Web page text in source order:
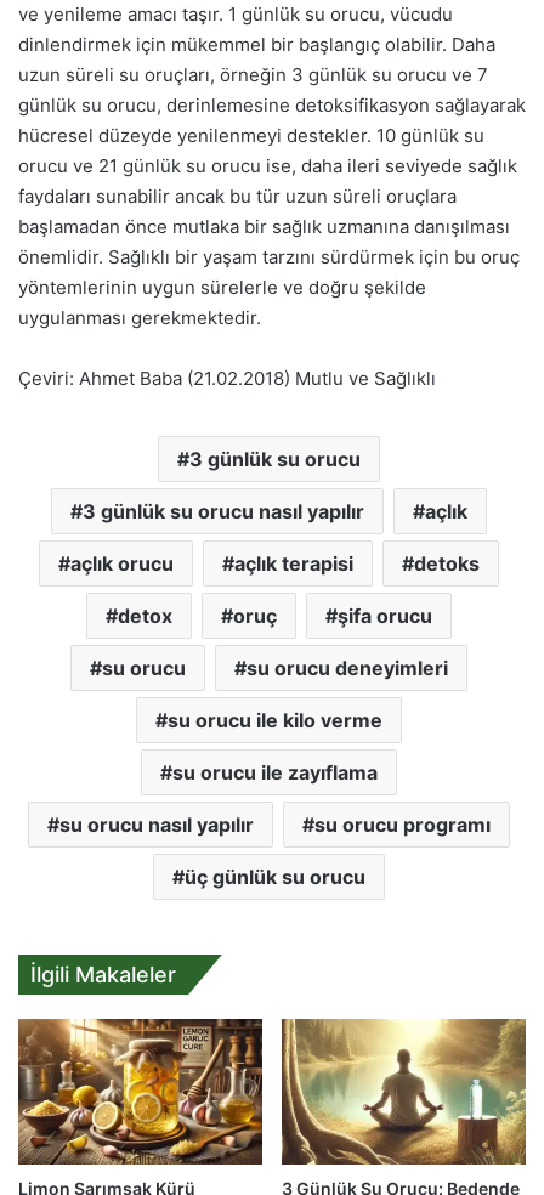
ve yenileme amacı taşır. 1 günlük su orucu, vücudu
dinlendirmek için mükemmel bir başlangıç olabilir. Daha
uzun süreli su oruçları, örneğin 3 günlük su orucu ve 7
günlük su orucu, derinlemesine detoksifikasyon sağlayarak
hücresel düzeyde yenilenmeyi destekler. 10 günlük su
orucu ve 21 günlük su orucu ise, daha ileri seviyede sağlık
faydaları sunabilir ancak bu tür uzun süreli oruçlara
başlamadan önce mutlaka bir sağlık uzmanına danışılması
önemlidir. Sağlıklı bir yaşam tarzını sürdürmek için bu oruç
yöntemlerinin uygun sürelerle ve doğru şekilde
uygulanması gerekmektedir.
Çeviri: Ahmet Baba (21.02.2018) Mutlu ve Sağlıklı
3 günlük su orucu
3 günlük su orucu nasıl yapılır açlık
açlık orucu açlık terapisi detoks
detox oruç şifa orucu
su orucu su orucu deneyimleri
su orucu ile kilo verme
su orucu ile zayıflama
su orucu nasıl yapılır su orucu programı
üç günlük su orucu
İlgili Makaleler
Limon Sarımsak Kürü 3 Günlük Su Orucu: Bedende